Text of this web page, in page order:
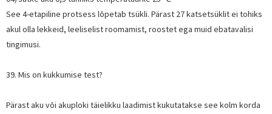
See 4-etapiline protsess lõpetab tsükli. Pärast 27 katsetsüklit ei tohiks
akul olla lekkeid, leeliselist roomamist, roostet ega muid ebatavalisi
tingimusi.
39. Mis on kukkumise test?
Pärast aku või akuploki täielikku laadimist kukutatakse see kolm korda